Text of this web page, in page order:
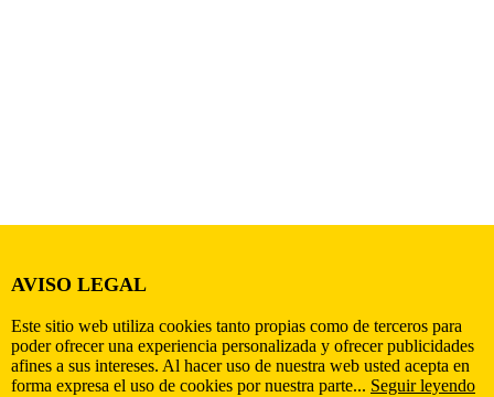
AVISO LEGAL
Este sitio web utiliza cookies tanto propias como de terceros para
poder ofrecer una experiencia personalizada y ofrecer publicidades
afines a sus intereses. Al hacer uso de nuestra web usted acepta en
forma expresa el uso de cookies por nuestra parte... Seguir leyendo